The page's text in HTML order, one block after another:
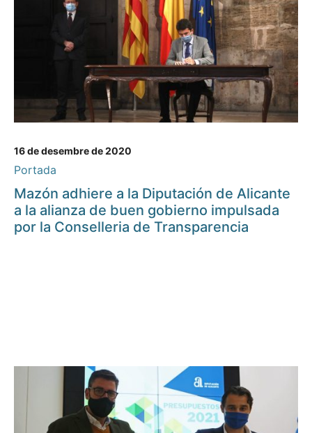
16 de desembre de 2020
Portada
Mazón adhiere a la Diputación de Alicante
a la alianza de buen gobierno impulsada
por la Conselleria de Transparencia